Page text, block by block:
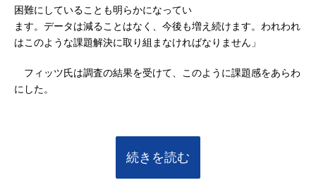
困難にしていることも明らかになってい
ます。データは減ることはなく、今後も増え続けます。われわれ
はこのような課題解決に取り組まなければなりません」
フィッツ氏は調査の結果を受けて、このように課題感をあらわ
にした。
続きを読む